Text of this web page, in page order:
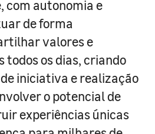
com autonomia e
de forma
valores e
os dias, criando
iniciativa e realização
o potencial de
experiências únicas